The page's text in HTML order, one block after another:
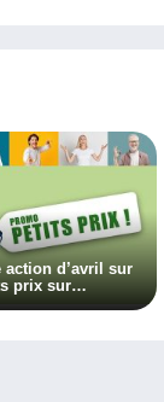
d’avril sur
prix sur